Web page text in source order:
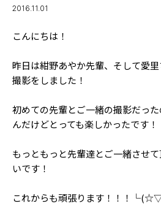
YouTube
FORTUNE
MISS SEVENTEEN
ミスセブンティーンニュース
MAGAZINE
バックナンバー
INFORMATION
2016.11.01
こんにちは！
昨日は紺野あやか先輩、そして愛
撮影をしました！
初めての先輩とご一緒の撮影だっ
んだけどとっても楽しかったです！
もっともっと先輩達とご一緒させ
いです！
これからも頑張ります！！！